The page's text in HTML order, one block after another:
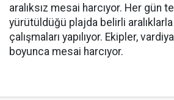
aralıksız mesai harcıyor. Her gün
yürütüldüğü plajda belirli
çalışmaları yapılıyor. Ekipler,
boyunca mesai harcıyor.